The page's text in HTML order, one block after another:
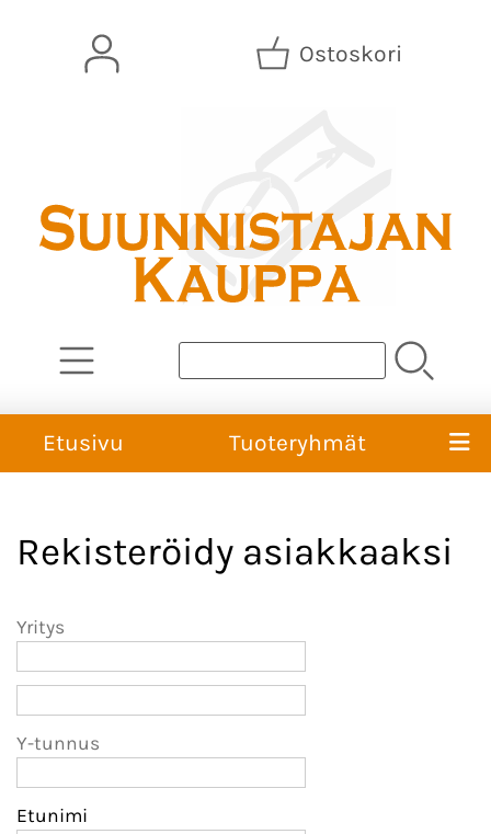
Ostoskori
Etusivu Tuoteryhmät
Rekisteröidy asiakkaaksi
Yritys
Y-tunnus
Etunimi